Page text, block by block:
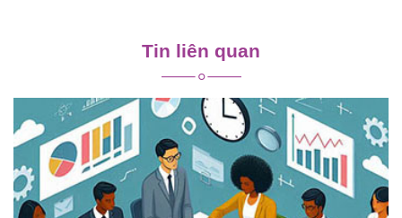
viết
Tin liên quan